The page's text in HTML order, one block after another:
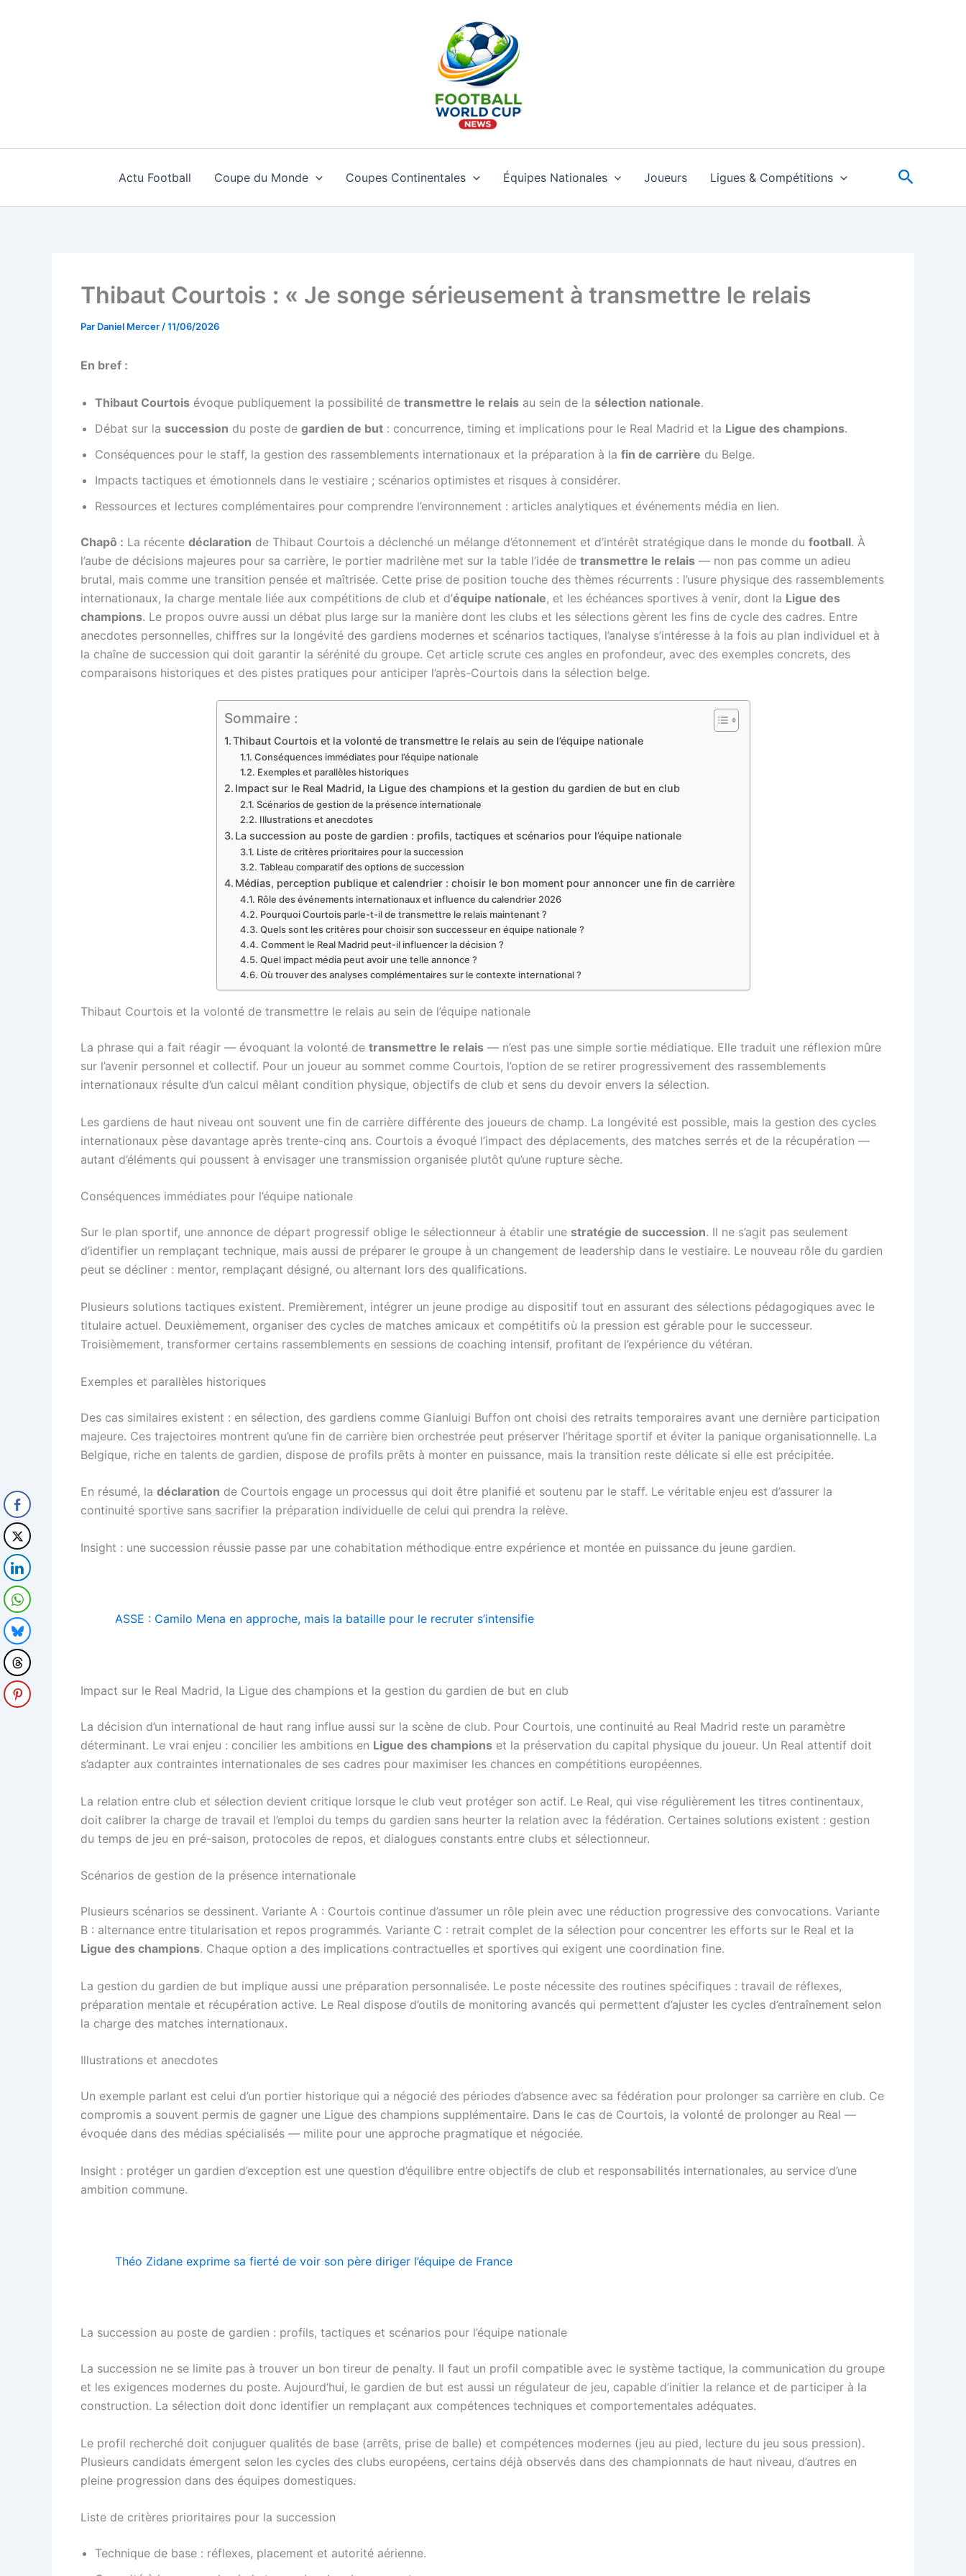
Actu Football Coupe du Monde Coupes Continentales Équipes Nationales Joueurs Ligues & Compétitions
Thibaut Courtois : « Je songe sérieusement à transmettre le relais
Par Daniel Mercer /11/06/2026
En bref :
Thibaut Courtois évoque publiquement la possibilité de transmettre le relais au sein de la sélection nationale.
Débat sur la succession du poste de gardien de but : concurrence, timing et implications pour le Real Madrid et la Ligue des champions.
Conséquences pour le staff, la gestion des rassemblements internationaux et la préparation à la fin de carrière du Belge.
Impacts tactiques et émotionnels dans le vestiaire ; scénarios optimistes et risques à considérer.
Ressources et lectures complémentaires pour comprendre l’environnement : articles analytiques et événements média en lien.
Chapô : La récente déclaration de Thibaut Courtois a déclenché un mélange d’étonnement et d’intérêt stratégique dans le monde du football. À
l’aube de décisions majeures pour sa carrière, le portier madrilène met sur la table l’idée de transmettre le relais — non pas comme un adieu
brutal, mais comme une transition pensée et maîtrisée. Cette prise de position touche des thèmes récurrents : l’usure physique des rassemblements
internationaux, la charge mentale liée aux compétitions de club et d’équipe nationale, et les échéances sportives à venir, dont la Ligue des
champions. Le propos ouvre aussi un débat plus large sur la manière dont les clubs et les sélections gèrent les fins de cycle des cadres. Entre
anecdotes personnelles, chiffres sur la longévité des gardiens modernes et scénarios tactiques, l’analyse s’intéresse à la fois au plan individuel et à
la chaîne de succession qui doit garantir la sérénité du groupe. Cet article scrute ces angles en profondeur, avec des exemples concrets, des
comparaisons historiques et des pistes pratiques pour anticiper l’après-Courtois dans la sélection belge.
Sommaire :
Thibaut Courtois et la volonté de transmettre le relais au sein de l’équipe nationale
Conséquences immédiates pour l’équipe nationale
Exemples et parallèles historiques
Impact sur le Real Madrid, la Ligue des champions et la gestion du gardien de but en club
Scénarios de gestion de la présence internationale
Illustrations et anecdotes
La succession au poste de gardien : profils, tactiques et scénarios pour l’équipe nationale
Liste de critères prioritaires pour la succession
Tableau comparatif des options de succession
Médias, perception publique et calendrier : choisir le bon moment pour annoncer une fin de carrière
Rôle des événements internationaux et influence du calendrier 2026
Pourquoi Courtois parle-t-il de transmettre le relais maintenant ?
Quels sont les critères pour choisir son successeur en équipe nationale ?
Comment le Real Madrid peut-il influencer la décision ?
Quel impact média peut avoir une telle annonce ?
Où trouver des analyses complémentaires sur le contexte international ?
Thibaut Courtois et la volonté de transmettre le relais au sein de l’équipe nationale
La phrase qui a fait réagir — évoquant la volonté de transmettre le relais — n’est pas une simple sortie médiatique. Elle traduit une réflexion mûre
sur l’avenir personnel et collectif. Pour un joueur au sommet comme Courtois, l’option de se retirer progressivement des rassemblements
internationaux résulte d’un calcul mêlant condition physique, objectifs de club et sens du devoir envers la sélection.
Les gardiens de haut niveau ont souvent une fin de carrière différente des joueurs de champ. La longévité est possible, mais la gestion des cycles
internationaux pèse davantage après trente-cinq ans. Courtois a évoqué l’impact des déplacements, des matches serrés et de la récupération —
autant d’éléments qui poussent à envisager une transmission organisée plutôt qu’une rupture sèche.
Conséquences immédiates pour l’équipe nationale
Sur le plan sportif, une annonce de départ progressif oblige le sélectionneur à établir une stratégie de succession. Il ne s’agit pas seulement
d’identifier un remplaçant technique, mais aussi de préparer le groupe à un changement de leadership dans le vestiaire. Le nouveau rôle du gardien
peut se décliner : mentor, remplaçant désigné, ou alternant lors des qualifications.
Plusieurs solutions tactiques existent. Premièrement, intégrer un jeune prodige au dispositif tout en assurant des sélections pédagogiques avec le
titulaire actuel. Deuxièmement, organiser des cycles de matches amicaux et compétitifs où la pression est gérable pour le successeur.
Troisièmement, transformer certains rassemblements en sessions de coaching intensif, profitant de l’expérience du vétéran.
Exemples et parallèles historiques
Des cas similaires existent : en sélection, des gardiens comme Gianluigi Buffon ont choisi des retraits temporaires avant une dernière participation
majeure. Ces trajectoires montrent qu’une fin de carrière bien orchestrée peut préserver l’héritage sportif et éviter la panique organisationnelle. La
Belgique, riche en talents de gardien, dispose de profils prêts à monter en puissance, mais la transition reste délicate si elle est précipitée.
En résumé, la déclaration de Courtois engage un processus qui doit être planifié et soutenu par le staff. Le véritable enjeu est d’assurer la
continuité sportive sans sacrifier la préparation individuelle de celui qui prendra la relève.
Insight : une succession réussie passe par une cohabitation méthodique entre expérience et montée en puissance du jeune gardien.
ASSE : Camilo Mena en approche, mais la bataille pour le recruter s’intensifie
Impact sur le Real Madrid, la Ligue des champions et la gestion du gardien de but en club
La décision d’un international de haut rang influe aussi sur la scène de club. Pour Courtois, une continuité au Real Madrid reste un paramètre
déterminant. Le vrai enjeu : concilier les ambitions en Ligue des champions et la préservation du capital physique du joueur. Un Real attentif doit
s’adapter aux contraintes internationales de ses cadres pour maximiser les chances en compétitions européennes.
La relation entre club et sélection devient critique lorsque le club veut protéger son actif. Le Real, qui vise régulièrement les titres continentaux,
doit calibrer la charge de travail et l’emploi du temps du gardien sans heurter la relation avec la fédération. Certaines solutions existent : gestion
du temps de jeu en pré-saison, protocoles de repos, et dialogues constants entre clubs et sélectionneur.
Scénarios de gestion de la présence internationale
Plusieurs scénarios se dessinent. Variante A : Courtois continue d’assumer un rôle plein avec une réduction progressive des convocations. Variante
B : alternance entre titularisation et repos programmés. Variante C : retrait complet de la sélection pour concentrer les efforts sur le Real et la
Ligue des champions. Chaque option a des implications contractuelles et sportives qui exigent une coordination fine.
La gestion du gardien de but implique aussi une préparation personnalisée. Le poste nécessite des routines spécifiques : travail de réflexes,
préparation mentale et récupération active. Le Real dispose d’outils de monitoring avancés qui permettent d’ajuster les cycles d’entraînement selon
la charge des matches internationaux.
Illustrations et anecdotes
Un exemple parlant est celui d’un portier historique qui a négocié des périodes d’absence avec sa fédération pour prolonger sa carrière en club. Ce
compromis a souvent permis de gagner une Ligue des champions supplémentaire. Dans le cas de Courtois, la volonté de prolonger au Real —
évoquée dans des médias spécialisés — milite pour une approche pragmatique et négociée.
Insight : protéger un gardien d’exception est une question d’équilibre entre objectifs de club et responsabilités internationales, au service d’une
ambition commune.
Théo Zidane exprime sa fierté de voir son père diriger l’équipe de France
La succession au poste de gardien : profils, tactiques et scénarios pour l’équipe nationale
La succession ne se limite pas à trouver un bon tireur de penalty. Il faut un profil compatible avec le système tactique, la communication du groupe
et les exigences modernes du poste. Aujourd’hui, le gardien de but est aussi un régulateur de jeu, capable d’initier la relance et de participer à la
construction. La sélection doit donc identifier un remplaçant aux compétences techniques et comportementales adéquates.
Le profil recherché doit conjuguer qualités de base (arrêts, prise de balle) et compétences modernes (jeu au pied, lecture du jeu sous pression).
Plusieurs candidats émergent selon les cycles des clubs européens, certains déjà observés dans des championnats de haut niveau, d’autres en
pleine progression dans des équipes domestiques.
Liste de critères prioritaires pour la succession
Technique de base : réflexes, placement et autorité aérienne.